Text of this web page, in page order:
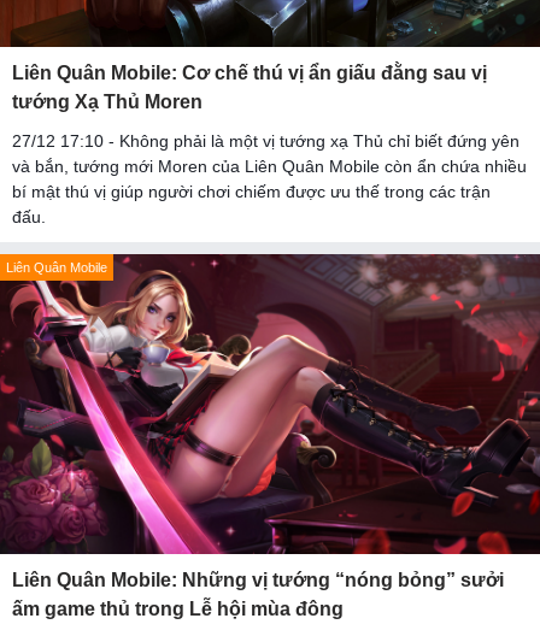
Liên Quân Mobile: Cơ chế thú vị ẩn giấu đằng sau vị
tướng Xạ Thủ Moren
27/12 17:10 - Không phải là một vị tướng xạ Thủ chỉ biết đứng yên
và bắn, tướng mới Moren của Liên Quân Mobile còn ẩn chứa nhiều
bí mật thú vị giúp người chơi chiếm được ưu thế trong các trận
đấu.
Liên Quân Mobile
Liên Quân Mobile: Những vị tướng “nóng bỏng” sưởi
ấm game thủ trong Lễ hội mùa đông